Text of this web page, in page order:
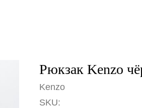
Рюкзак Kenzo
Kenzo
SKU: